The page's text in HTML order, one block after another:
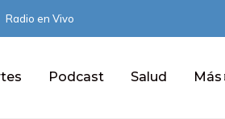
Radio en Vivo
Podcast Salud Más